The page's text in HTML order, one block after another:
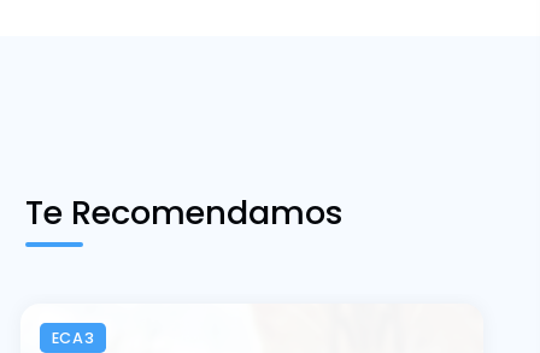
Te Recomendamos
ECA3